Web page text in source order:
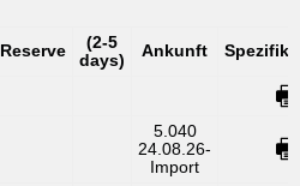
Reserve
(2-5
days)
Ankunft
5.040
24.08.26-
Import